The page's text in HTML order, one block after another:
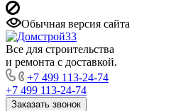
Обычная версия сайта
Все для строительства
и ремонта с доставкой.
+7 499 113-24-74
+7 499 113-24-74
Заказать звонок